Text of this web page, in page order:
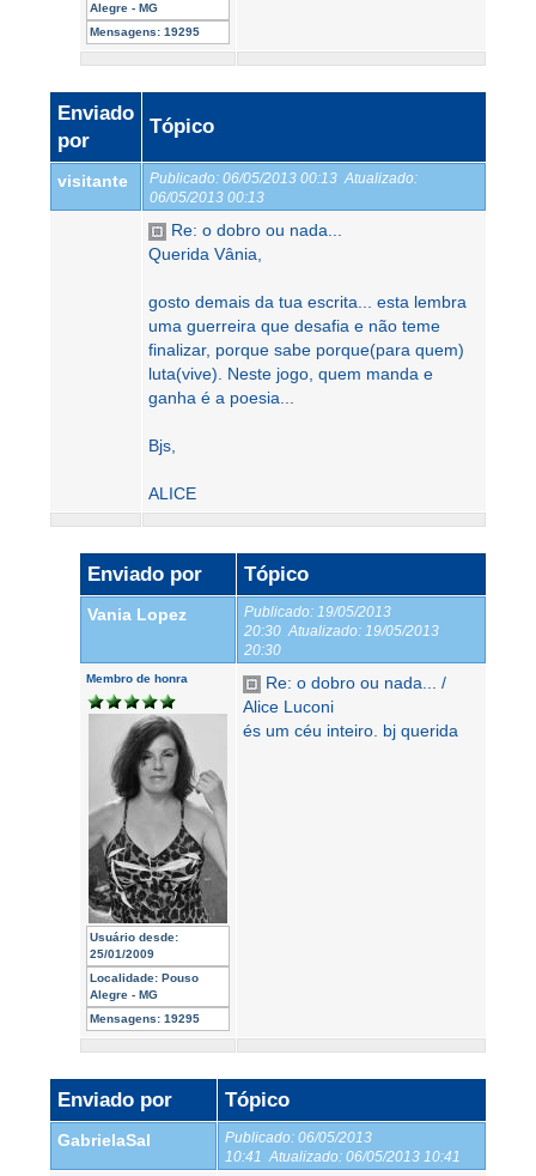
Alegre - MG
Mensagens: 19295
Enviado
por
Tópico
visitante Publicado: 06/05/2013 00:13 Atualizado:
06/05/2013 00:13
Re: o dobro ou nada...
Querida Vânia,
gosto demais da tua escrita... esta lembra
uma guerreira que desafia e não teme
finalizar, porque sabe porque(para quem)
luta(vive). Neste jogo, quem manda e
ganha é a poesia...
Bjs,
ALICE
Enviado por Tópico
Vania Lopez Publicado: 19/05/2013
20:30 Atualizado: 19/05/2013
20:30
Membro de honra
Usuário desde:
25/01/2009
Localidade: Pouso
Alegre - MG
Mensagens: 19295
Re: o dobro ou nada... /
Alice Luconi
és um céu inteiro. bj querida
Enviado por Tópico
GabrielaSal Publicado: 06/05/2013
10:41 Atualizado: 06/05/2013 10:41